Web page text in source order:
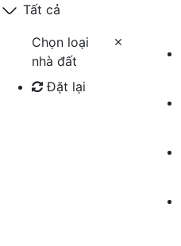
Tất cả
Chọn loại
nhà đất
Đặt lại